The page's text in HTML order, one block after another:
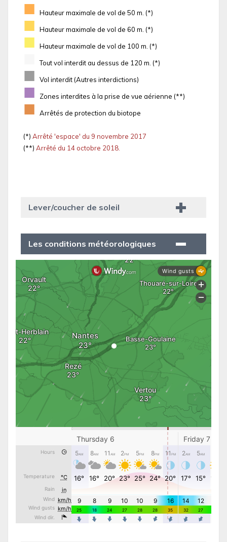
■ Hauteur maximale de vol de 50 m. (*)
■ Hauteur maximale de vol de 60 m. (*)
■ Hauteur maximale de vol de 100 m. (*)
Tout vol interdit au dessus de 120 m. (*)
■ Vol interdit (Autres interdictions)
■ Zones interdites à la prise de vue aérienne (**)
■ Arrêtés de protection du biotope
(*) Arrêté 'espace' du 9 novembre 2017
(**) Arrêté du 14 octobre 2018.
Lever/coucher de soleil
Les conditions météorologiques